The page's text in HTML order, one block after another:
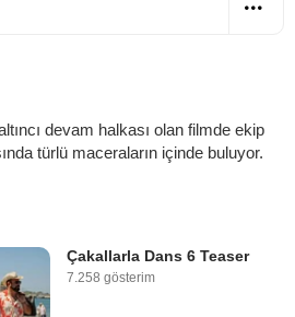
devam halkası olan filmde ekip
türlü maceraların içinde buluyor.
Çakallarla Dans 6 Teaser
7.258 gösterim